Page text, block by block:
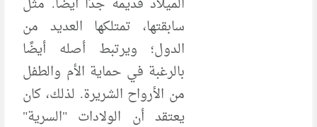
سابقتها، تمتلكها العديد من
الدول؛ ويرتبط أصله أيضًا
بالرغبة في حماية الأم والطفل
من الأرواح الشريرة. لذلك، كان
يعتقد أن الولادات "السرية"